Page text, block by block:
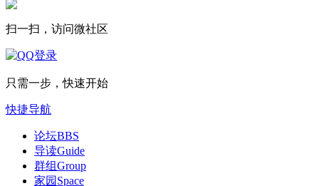
扫一扫，访问微社区
只需一步，快速开始
快捷导航
论坛BBS
导读Guide
群组Group
家园 Space